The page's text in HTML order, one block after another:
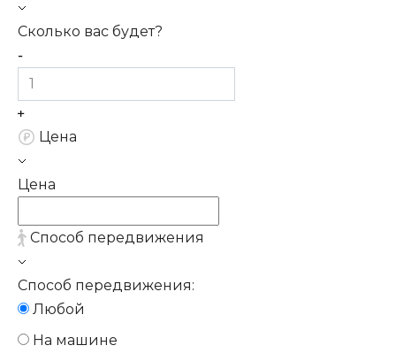
Сколько вас будет?
Цена
Цена
Способ передвижения
Способ передвижения:
Любой
На машине